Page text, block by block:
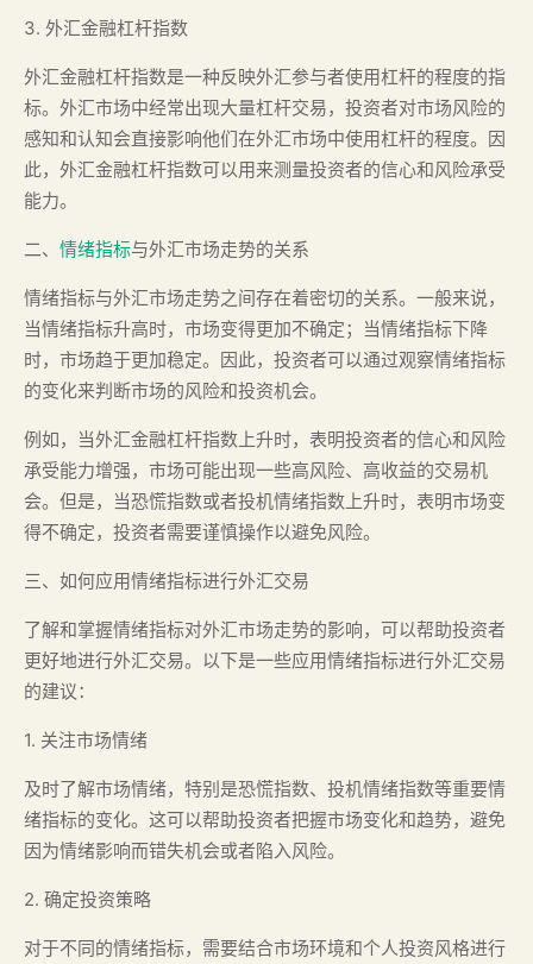
3. 外汇金融杠杆指数
外汇金融杠杆指数是一种反映外汇参与者使用杠杆的程度的指
标。外汇市场中经常出现大量杠杆交易，投资者对市场风险的
感知和认知会直接影响他们在外汇市场中使用杠杆的程度。因
此，外汇金融杠杆指数可以用来测量投资者的信心和风险承受
能力。
二、 情绪指标与外汇市场走势的关系
情绪指标与外汇市场走势之间存在着密切的关系。一般来说，
当情绪指标升高时，市场变得更加不确定；当情绪指标下降
时，市场趋于更加稳定。因此，投资者可以通过观察情绪指标
的变化来判断市场的风险和投资机会。
例如，当外汇金融杠杆指数上升时，表明投资者的信心和风险
承受能力增强，市场可能出现一些高风险、高收益的交易机
会。但是，当恐慌指数或者投机情绪指数上升时，表明市场变
得不确定，投资者需要谨慎操作以避免风险。
三、如何应用情绪指标进行外汇交易
了解和掌握情绪指标对外汇市场走势的影响，可以帮助投资者
更好地进行外汇交易。以下是一些应用情绪指标进行外汇交易
的建议：
1. 关注市场情绪
及时了解市场情绪，特别是恐慌指数、投机情绪指数等重要情
绪指标的变化。这可以帮助投资者把握市场变化和趋势，避免
因为情绪影响而错失机会或者陷入风险。
2. 确定投资策略
对于不同的情绪指标，需要结合市场环境和个人投资风格进行